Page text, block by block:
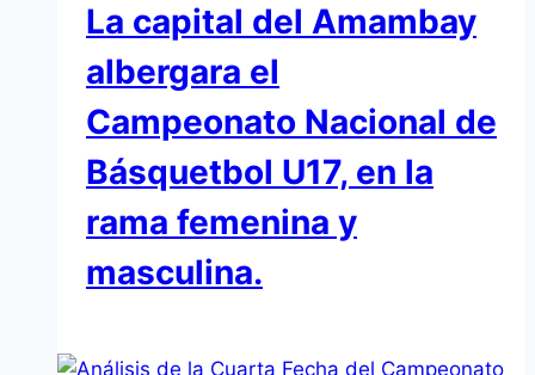
La capital del Amambay
albergara el
Campeonato Nacional de
Básquetbol U17, en la
rama femenina y
masculina.